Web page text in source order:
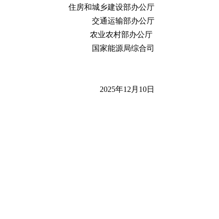
住房和城乡建设部办公厅
交通运输部办公厅
农业农村部办公厅
国家能源局综合司
2025年12月10日